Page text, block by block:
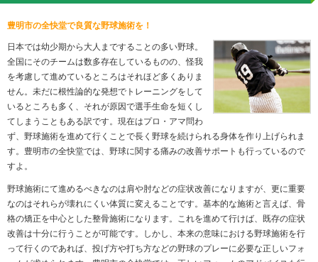
野球施術
豊明市の全快堂で良質な野球施術を！
日本では幼少期から大人まですることの多い野球。
全国にそのチームは数多存在しているものの、怪我
を考慮して進めているところはそれほど多くありま
せん。未だに根性論的な発想でトレーニングをして
いるところも多く、それが原因で選手生命を短くし